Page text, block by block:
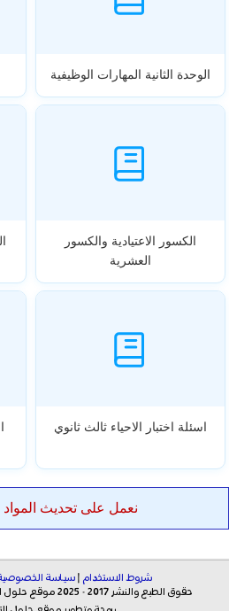
الوحدة الثانية المهارات الوظيفية
الكسور الاعتيادية والكسور
العشرية
اسئلة اختبار الاحياء ثالث ثانوي
نعمل على تحديث المواد لعام
شروط الاستخدام | سياسة
حقوق الطبع والنشر 2017 - 2025 موقع حلول التعليمي جميع الحقوق محفوظة